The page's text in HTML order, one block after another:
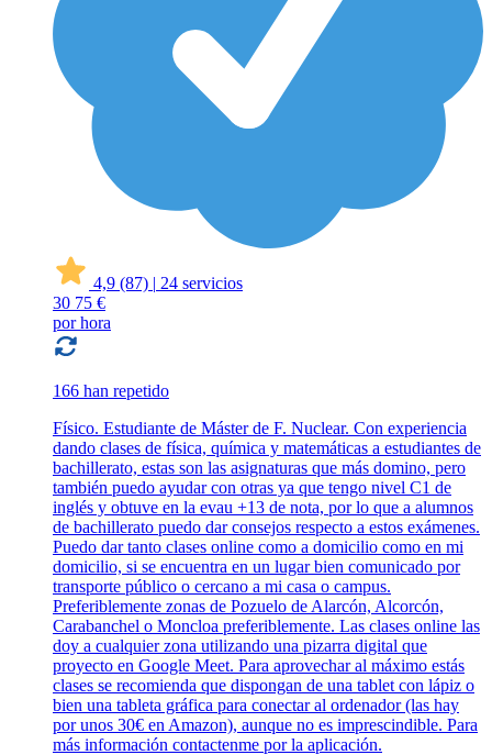
4,9 (87) | 24 servicios
30 75 €
por hora
166 han repetido
Físico. Estudiante de Máster de F. Nuclear. Con experiencia
dando clases de física, química y matemáticas a estudiantes de
bachillerato, estas son las asignaturas que más domino, pero
también puedo ayudar con otras ya que tengo nivel C1 de
inglés y obtuve en la evau +13 de nota, por lo que a alumnos
de bachillerato puedo dar consejos respecto a estos exámenes.
Puedo dar tanto clases online como a domicilio como en mi
domicilio, si se encuentra en un lugar bien comunicado por
transporte público o cercano a mi casa o campus.
Preferiblemente zonas de Pozuelo de Alarcón, Alcorcón,
Carabanchel o Moncloa preferiblemente. Las clases online las
doy a cualquier zona utilizando una pizarra digital que
proyecto en Google Meet. Para aprovechar al máximo estás
clases se recomienda que dispongan de una tablet con lápiz o
bien una tableta gráfica para conectar al ordenador (las hay
por unos 30€ en Amazon), aunque no es imprescindible. Para
más información contactenme por la aplicación.